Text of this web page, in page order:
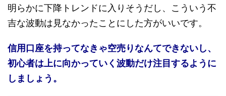
明らかに下降トレンドに入りそうだし、こういう不
吉な波動は見なかったことにした方がいいです。
信用口座を持ってなきゃ空売りなんてできないし、
初心者は上に向かっていく波動だけ注目するように
しましょう。